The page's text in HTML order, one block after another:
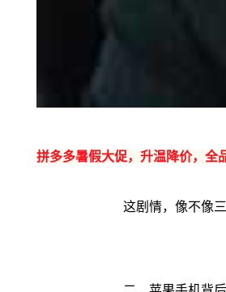
拼多多暑假大促，升温降价，全
这剧情，像不像